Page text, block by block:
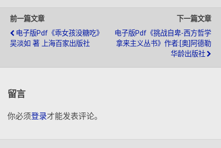
前一篇文章
电子版pdf《乖女孩没糖吃》
吴淡如 著 上海百家出版社
下一篇文章
电子版pdf《挑战自卑-西方哲学
拿来主义丛书》作者:[奥]阿德勒
华龄出版社
留言
你必须登录才能发表评论。